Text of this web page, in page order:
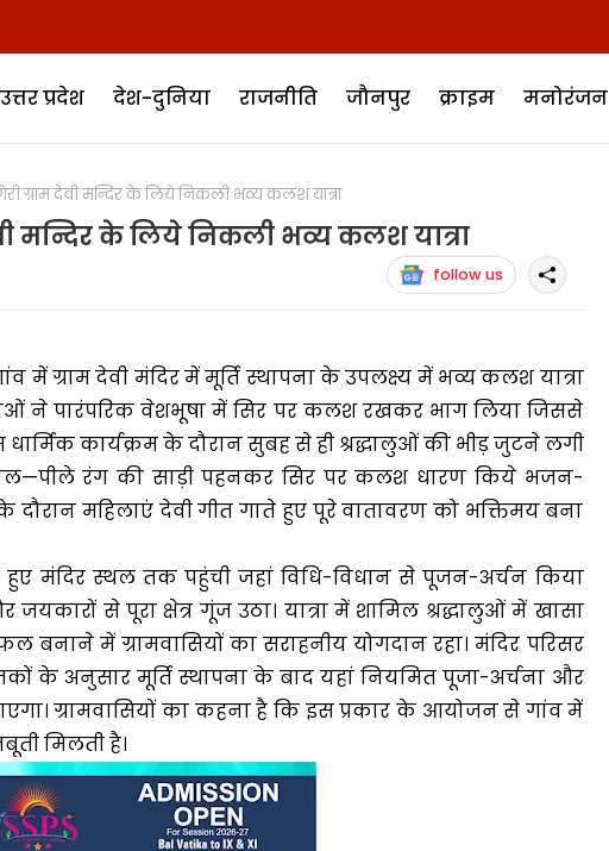
उत्तर प्रदेश देश-दुनिया राजनीति जौनपुर क्राइम मनोरंजन
ग्राम देवी मन्दिर के लिये निकली भव्य कलश यात्रा
मन्दिर के लिये निकली भव्य कलश यात्रा
follow us
में ग्राम देवी मंदिर में मूर्ति स्थापना के उपलक्ष्य में भव्य कलश यात्रा
ने पारंपरिक वेशभूषा में सिर पर कलश रखकर भाग लिया जिससे
कार्यक्रम के दौरान सुबह से ही श्रद्धालुओं की भीड़ जुटने लगी
रंग की साड़ी पहनकर सिर पर कलश धारण किये भजन-
दौरान महिलाएं देवी गीत गाते हुए पूरे वातावरण को भक्तिमय बना
हुए मंदिर स्थल तक पहुंची जहां विधि-विधान से पूजन-अर्चन किया
से पूरा क्षेत्र गूंज उठा। यात्रा में शामिल श्रद्धालुओं में खासा
में ग्रामवासियों का सराहनीय योगदान रहा। मंदिर परिसर
के अनुसार मूर्ति स्थापना के बाद यहां नियमित पूजा-अर्चना और
ग्रामवासियों का कहना है कि इस प्रकार के आयोजन से गांव में
मिलती है।